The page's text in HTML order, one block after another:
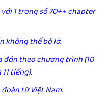
1 trong số 70++ chapter
không thể bỏ lỡ.
đón theo chương trình (10
tiếng).
từ Việt Nam.